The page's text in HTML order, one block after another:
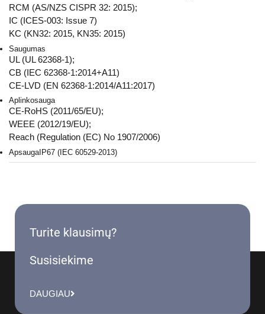
RCM (AS/NZS CISPR 32: 2015);
IC (ICES-003: Issue 7)
KC (KN32: 2015, KN35: 2015)
Saugumas
UL (UL 62368-1);
CB (IEC 62368-1:2014+A11)
CE-LVD (EN 62368-1:2014/A11:2017)
Aplinkosauga
CE-RoHS (2011/65/EU);
WEEE (2012/19/EU);
Reach (Regulation (EC) No 1907/2006)
ApsaugaIP67 (IEC 60529-2013)
Turite klausimų?
Susisiekime
DAUGIAU